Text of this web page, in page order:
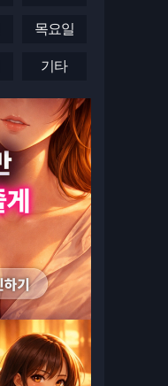
목요일
기타